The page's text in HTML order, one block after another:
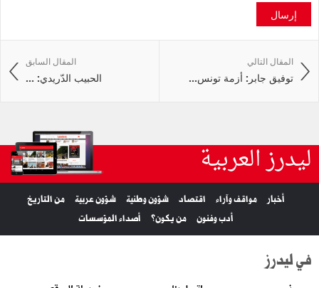
إرسال
المقال السابق المقال التالي
توفيق جابر: أزمة‭ ‬تونس‭ ...
ليدرز العربية
أخبار مواقف وآراء اقتصاد شؤون وطنية شؤون عربية
من التاريخ
أدب وفنون
من يكون؟ أصداء المؤسسات
في ليدرز